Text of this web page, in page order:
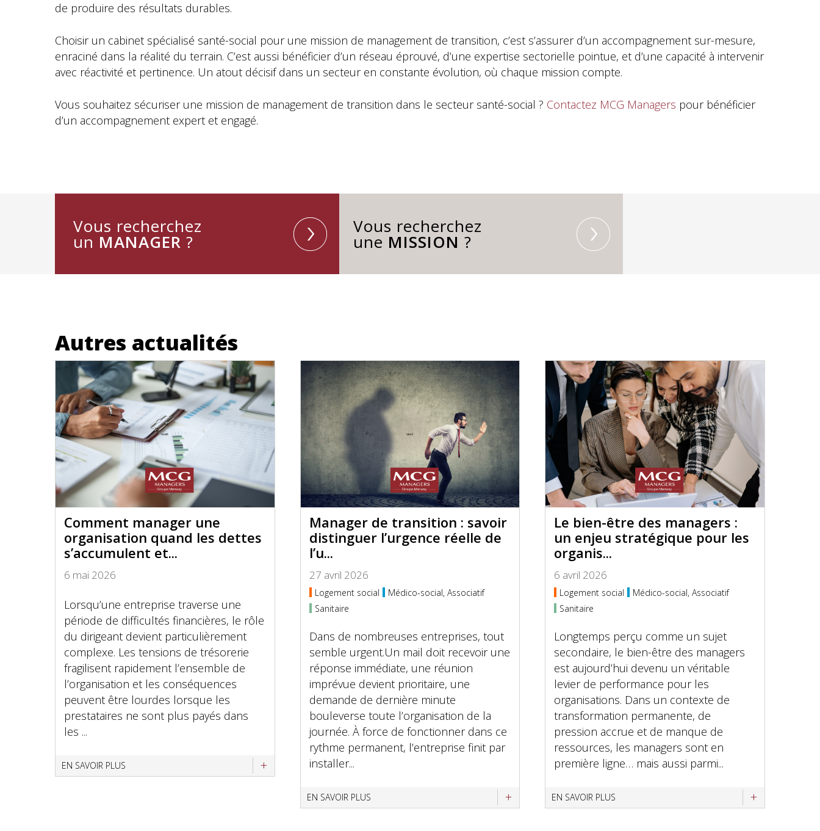
de produire des résultats durables.
Choisir un cabinet spécialisé santé-social pour une mission de management de transition, c’est s’assurer d’un accompagnement sur-mesure,
enraciné dans la réalité du terrain. C’est aussi bénéficier d’un réseau éprouvé, d’une expertise sectorielle pointue, et d’une capacité à intervenir
avec réactivité et pertinence. Un atout décisif dans un secteur en constante évolution, où chaque mission compte.
Vous souhaitez sécuriser une mission de management de transition dans le secteur santé-social ? Contactez MCG Managers pour bénéficier
d’un accompagnement expert et engagé.
Vous recherchez
un MANAGER ?
Vous recherchez
une MISSION ?
Autres actualités
Comment manager une
organisation quand les dettes
s’accumulent et...
6 mai 2026
Lorsqu’une entreprise traverse une
période de difficultés financières, le rôle
du dirigeant devient particulièrement
complexe. Les tensions de trésorerie
fragilisent rapidement l’ensemble de
l’organisation et les conséquences
peuvent être lourdes lorsque les
prestataires ne sont plus payés dans
les ...
EN SAVOIR PLUS
Manager de transition : savoir
distinguer l’urgence réelle de
l’u...
27 avril 2026
Logement social
Médico-social, Associatif
Sanitaire
Dans de nombreuses entreprises, tout
semble urgent.Un mail doit recevoir une
réponse immédiate, une réunion
imprévue devient prioritaire, une
demande de dernière minute
bouleverse toute l’organisation de la
journée. À force de fonctionner dans ce
rythme permanent, l’entreprise finit par
installer...
EN SAVOIR PLUS
Le bien-être des managers :
un enjeu stratégique pour les
organis...
6 avril 2026
Logement social
Médico-social, Associatif
Sanitaire
Longtemps perçu comme un sujet
secondaire, le bien-être des managers
est aujourd’hui devenu un véritable
levier de performance pour les
organisations. Dans un contexte de
transformation permanente, de
pression accrue et de manque de
ressources, les managers sont en
première ligne… mais aussi parmi...
EN SAVOIR PLUS